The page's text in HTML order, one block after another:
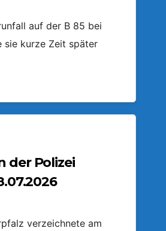
auf der B 85 bei
sie kurze Zeit später
der Polizei
verzeichnete am